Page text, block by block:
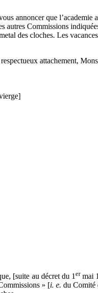
annoncer que
autres Commissions
des cloches. Les
respectueux attachement,
[suite au décret du 1 ermai
» [i. e. du Comité